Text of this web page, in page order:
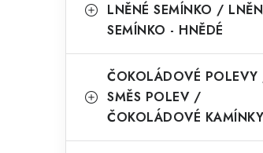
LNĚNÉ SEMÍNKO /
SEMÍNKO - HNĚDÉ
ČOKOLÁDOVÉ
SMĚS POLEV /
ČOKOLÁDOVÉ KAMÍNKY